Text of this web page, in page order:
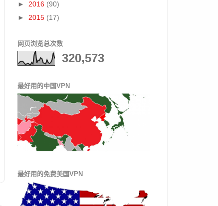
► 2016 (90)
► 2015 (17)
网页浏览总次数
320,573
最好用的中国VPN
最好用的免费美国VPN